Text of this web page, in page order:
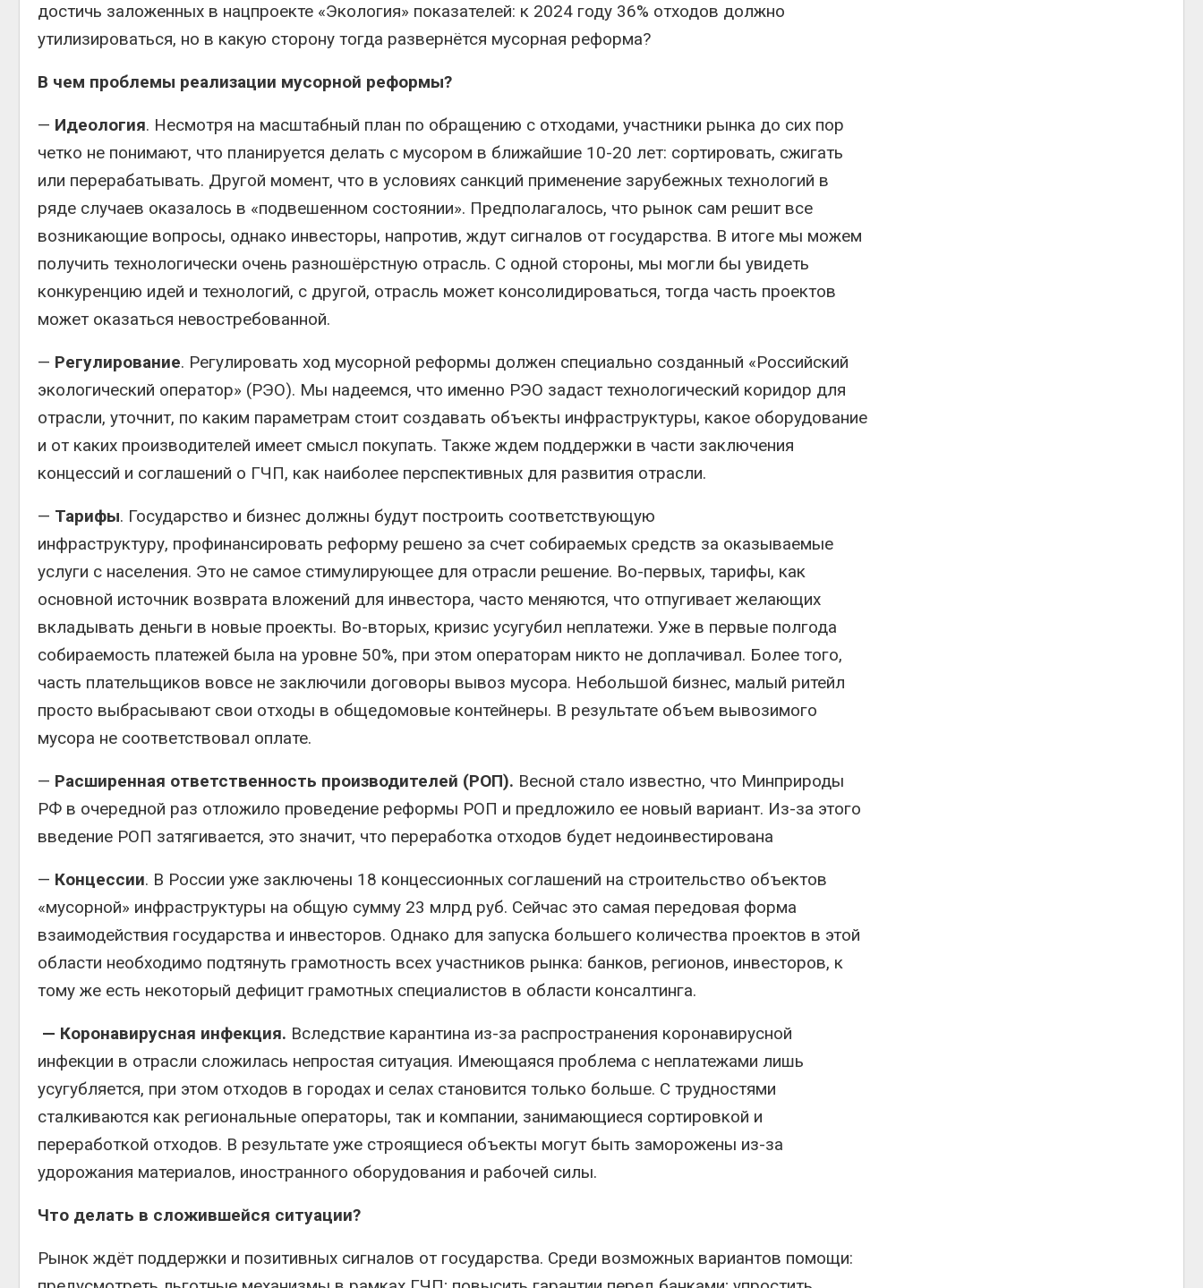
достичь заложенных в нацпроекте «Экология» показателей: к 2024 году 36% отходов должно
утилизироваться, но в какую сторону тогда развернётся мусорная реформа?
В чем проблемы реализации мусорной реформы?
— Идеология. Несмотря на масштабный план по обращению с отходами, участники рынка до сих пор
четко не понимают, что планируется делать с мусором в ближайшие 10-20 лет: сортировать, сжигать
или перерабатывать. Другой момент, что в условиях санкций применение зарубежных технологий в
ряде случаев оказалось в «подвешенном состоянии». Предполагалось, что рынок сам решит все
возникающие вопросы, однако инвесторы, напротив, ждут сигналов от государства. В итоге мы можем
получить технологически очень разношёрстную отрасль. С одной стороны, мы могли бы увидеть
конкуренцию идей и технологий, с другой, отрасль может консолидироваться, тогда часть проектов
может оказаться невостребованной.
— Регулирование. Регулировать ход мусорной реформы должен специально созданный «Российский
экологический оператор» (РЭО). Мы надеемся, что именно РЭО задаст технологический коридор для
отрасли, уточнит, по каким параметрам стоит создавать объекты инфраструктуры, какое оборудование
и от каких производителей имеет смысл покупать. Также ждем поддержки в части заключения
концессий и соглашений о ГЧП, как наиболее перспективных для развития отрасли.
— Тарифы. Государство и бизнес должны будут построить соответствующую
инфраструктуру, профинансировать реформу решено за счет собираемых средств за оказываемые
услуги с населения. Это не самое стимулирующее для отрасли решение. Во-первых, тарифы, как
основной источник возврата вложений для инвестора, часто меняются, что отпугивает желающих
вкладывать деньги в новые проекты. Во-вторых, кризис усугубил неплатежи. Уже в первые полгода
собираемость платежей была на уровне 50%, при этом операторам никто не доплачивал. Более того,
часть плательщиков вовсе не заключили договоры вывоз мусора. Небольшой бизнес, малый ритейл
просто выбрасывают свои отходы в общедомовые контейнеры. В результате объем вывозимого
мусора не соответствовал оплате.
— Расширенная ответственность производителей (РОП). Весной стало известно, что Минприроды
РФ в очередной раз отложило проведение реформы РОП и предложило ее новый вариант. Из-за этого
введение РОП затягивается, это значит, что переработка отходов будет недоинвестирована
— Концессии. В России уже заключены 18 концессионных соглашений на строительство объектов
«мусорной» инфраструктуры на общую сумму 23 млрд руб. Сейчас это самая передовая форма
взаимодействия государства и инвесторов. Однако для запуска большего количества проектов в этой
области необходимо подтянуть грамотность всех участников рынка: банков, регионов, инвесторов, к
тому же есть некоторый дефицит грамотных специалистов в области консалтинга.
— Коронавирусная инфекция. Вследствие карантина из-за распространения коронавирусной
инфекции в отрасли сложилась непростая ситуация. Имеющаяся проблема с неплатежами лишь
усугубляется, при этом отходов в городах и селах становится только больше. С трудностями
сталкиваются как региональные операторы, так и компании, занимающиеся сортировкой и
переработкой отходов. В результате уже строящиеся объекты могут быть заморожены из-за
удорожания материалов, иностранного оборудования и рабочей силы.
Что делать в сложившейся ситуации?
Рынок ждёт поддержки и позитивных сигналов от государства. Среди возможных вариантов помощи: